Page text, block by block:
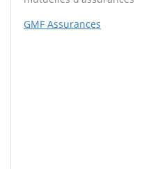
GMF Assurances